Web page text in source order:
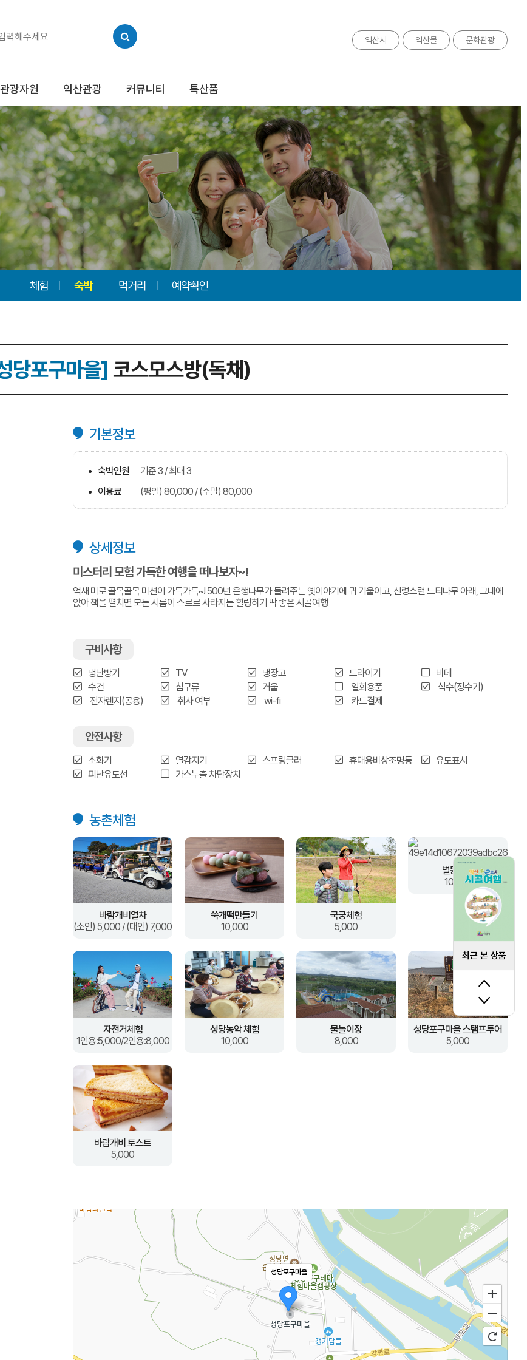
익산시 익산몰 문화관광
광자원 익산관광 커뮤니티 특산품
최근 본 상품
체험 숙박 먹거리 예약확인
당포구마을] 코스모스방(독채)
기본정보
숙박인원
기준 3 / 최대 3
이용료
(평일) 80,000 / (주말) 80,000
상세정보
미스터리 모험 가득한 여행을 떠나보자~!
억새 미로 골목골목 미션이 가득가득~! 500년 은행나무가 들려주는 옛이야기에 귀 기울이고, 신령스런 느티나무 아래, 그네에
앉아 책을 펼치면 모든 시름이 스르르 사라지는 힐링하기 딱 좋은 시골여행
구비사항
냉난방기 TV 냉장고 드라이기
비데
수건
침구류 거울 일회용품
식수(정수기)
전자렌지(공용)
취사 여부 wi-fi 카드결제
안전사항
소화기 열감지기 스프링클러 휴대용비상조명등
유도표시
피난유도선
가스누출 차단장치
농촌체험
바람개비열차
(소인) 5,000 / (대인) 7,000
쑥개떡만들기
10,000
국궁체험
5,000
별똥놀이
10,000
자전거체험
1인용:5,000/2인용:8,000
성당농악 체험
10,000
물놀이장
8,000
성당포구마을 스탬프투어
5,000
바람개비 토스트
5,000
성당포구마을